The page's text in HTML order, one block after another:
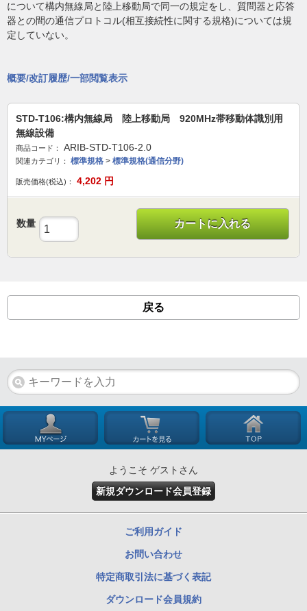
について構内無線局と陸上移動局で同一の規定をし、質問器と応答
器との間の通信プロトコル(相互接続性に関する規格)については規
定していない。
概要/改訂履歴/一部閲覧表示
STD-T106:構内無線局 陸上移動局 920MHz帯移動体識別用
無線設備
商品コード： ARIB-STD-T106-2.0
関連カテゴリ： 標準規格 > 標準規格(通信分野)
販売価格(税込)： 4,202 円
数量 カートに入れる
戻る
ようこそ ゲストさん
新規ダウンロード会員登録
ご利用ガイド
お問い合わせ
特定商取引法に基づく表記
ダウンロード会員規約